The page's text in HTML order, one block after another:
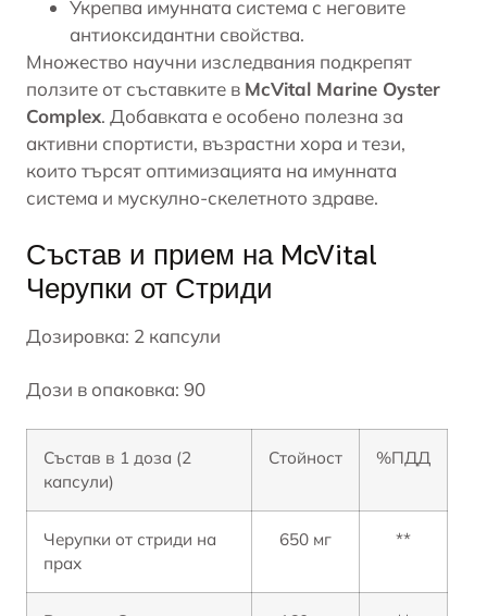
Укрепва имунната система с неговите
антиоксидантни свойства.
Множество научни изследвания подкрепят
ползите от съставките в McVital Marine Oyster
Complex. Добавката е особено полезна за
активни спортисти, възрастни хора и тези,
които търсят оптимизацията на имунната
система и мускулно-скелетното здраве.
Състав и прием на McVital
Черупки от Стриди
Дозировка: 2 капсули
Дози в опаковка: 90
Състав в 1 доза (2
капсули)
Стойност %ПДД
Черупки от стриди на
прах
650 мг **